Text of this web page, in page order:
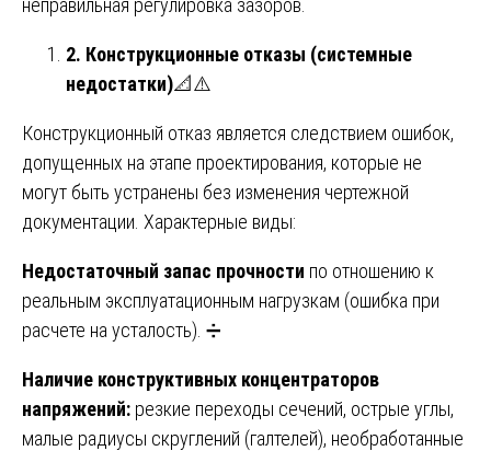
неправильная регулировка зазоров.
2. Конструкционные отказы (системные
недостатки)📐⚠️
Конструкционный отказ является следствием ошибок,
допущенных на этапе проектирования, которые не
могут быть устранены без изменения чертежной
документации. Характерные виды:
Недостаточный запас прочности по отношению к
реальным эксплуатационным нагрузкам (ошибка при
расчете на усталость). ➗
Наличие конструктивных концентраторов
напряжений: резкие переходы сечений, острые углы,
малые радиусы скруглений (галтелей), необработанные